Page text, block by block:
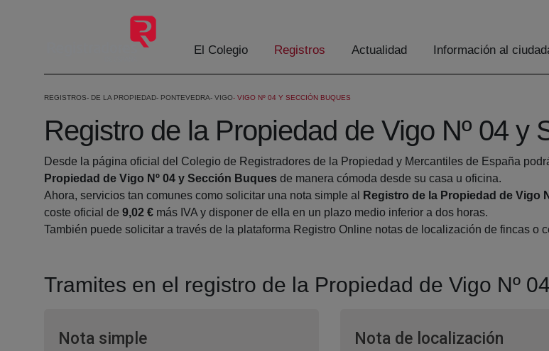
Saltar al contenido principal
El Colegio Registros Actualidad Información al
REGISTROS DE LA PROPIEDAD PONTEVEDRA VIGO VIGO Nº 04 Y SECCIÓN BUQUES
Registro de la Propiedad de Vigo Nº 04 y
Desde la página oficial del Colegio de Registradores de la Propiedad y Mercantiles de España
Propiedad de Vigo Nº 04 y Sección Buques de manera cómoda desde su casa u oficina.
Ahora, servicios tan comunes como solicitar una nota simple al
Registro de la Propiedad de Vigo
coste oficial de 9,02 € más IVA y disponer de ella en un plazo medio inferior a dos horas.
También puede solicitar a través de la plataforma Registro Online notas de localización de fincas o
Tramites en el registro de la Propiedad de Vigo Nº
Nota simpleVentana nueva Nota de localización